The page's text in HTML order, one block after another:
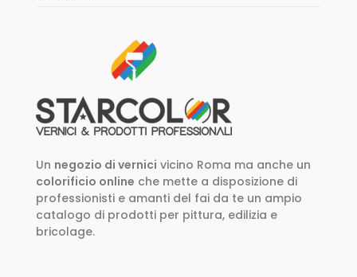
Un negozio di vernici vicino Roma ma anche un
colorificio online che mette a disposizione di
professionisti e amanti del fai da te un ampio
catalogo di prodotti per pittura, edilizia e
bricolage.